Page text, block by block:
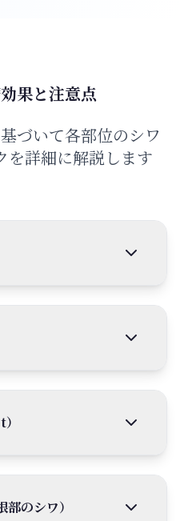
果と注意点
づいて各部位のシワ
を詳細に解説します
のシワ）